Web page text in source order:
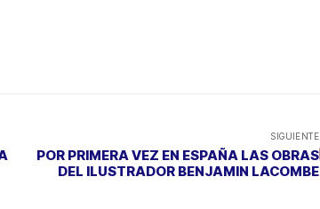
SIGUIENTE
POR PRIMERA VEZ EN ESPAÑA LAS OBRAS
DEL ILUSTRADOR BENJAMIN LACOMBE